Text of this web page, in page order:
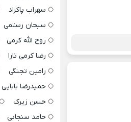
سهراب پاکزاد
سبحان رستمی
روح الله کرمی
رضا کرمی تارا
رامین تجنگی
حمیدرضا بابایی
حسن زیرک
حامد سنجابی